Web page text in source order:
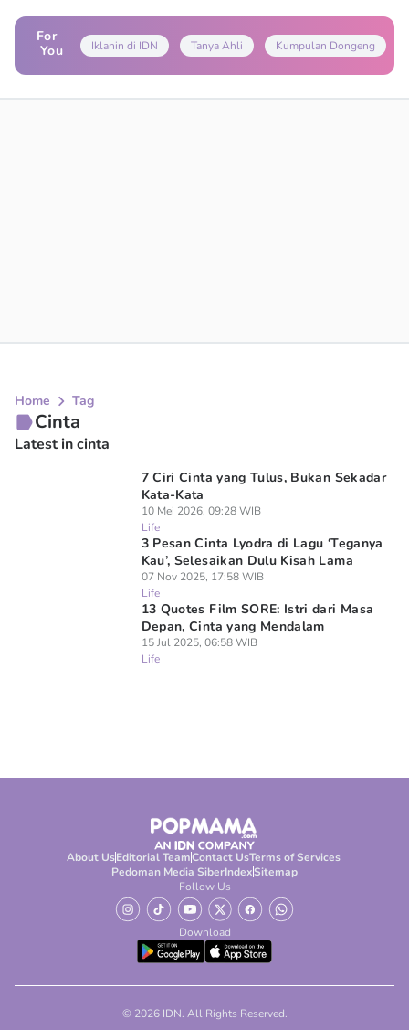
For
You
Iklanin di IDN Tanya Ahli Kumpulan Dongeng
Home Tag
Cinta
Latest in cinta
7 Ciri Cinta yang Tulus, Bukan Sekadar
Kata-Kata
10 Mei 2026, 09:28 WIB
Life
3 Pesan Cinta Lyodra di Lagu ‘Teganya
Kau’, Selesaikan Dulu Kisah Lama
07 Nov 2025, 17:58 WIB
Life
13 Quotes Film SORE: Istri dari Masa
Depan, Cinta yang Mendalam
15 Jul 2025, 06:58 WIB
Life
About UsEditorial TeamContact UsTerms of Services
Pedoman Media SiberIndexSitemap
Follow Us
Download
© 2026 IDN. All Rights Reserved.